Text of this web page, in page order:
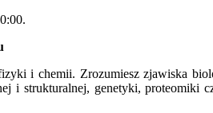
i chemii. Zrozumiesz zjawiska
i strukturalnej, genetyki, proteomiki